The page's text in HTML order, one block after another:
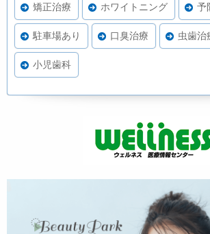
矯正治療 ホワイトニング 予
駐車場あり 口臭治療 虫歯治
小児歯科